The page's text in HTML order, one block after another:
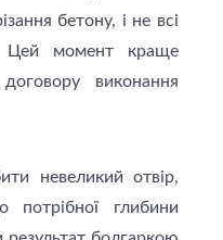
бетону, і не всі
Цей момент краще
виконання
невеликий отвір,
глибини